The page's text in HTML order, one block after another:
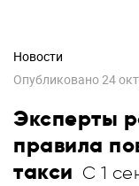
Новости
Опубликовано24
Эксперты
правила
такси С 1